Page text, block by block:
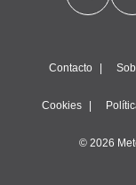
Contacto
Cookies
© 2026